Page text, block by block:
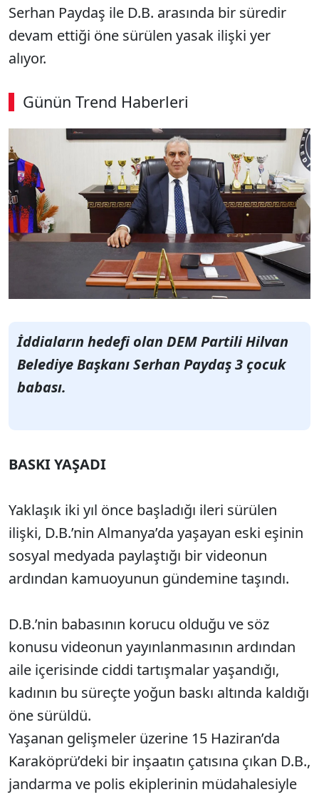
Serhan Paydaş ile D.B. arasında bir süredir
devam ettiği öne sürülen yasak ilişki yer
alıyor.
Günün Trend Haberleri
İddiaların hedefi olan DEM Partili Hilvan
Belediye Başkanı Serhan Paydaş 3 çocuk
babası.
BASKI YAŞADI
Yaklaşık iki yıl önce başladığı ileri sürülen
ilişki, D.B.’nin Almanya’da yaşayan eski eşinin
sosyal medyada paylaştığı bir videonun
ardından kamuoyunun gündemine taşındı.
D.B.’nin babasının korucu olduğu ve söz
konusu videonun yayınlanmasının ardından
aile içerisinde ciddi tartışmalar yaşandığı,
kadının bu süreçte yoğun baskı altında kaldığı
öne sürüldü.
Yaşanan gelişmeler üzerine 15 Haziran’da
Karaköprü’deki bir inşaatın çatısına çıkan D.B.,
jandarma ve polis ekiplerinin müdahalesiyle